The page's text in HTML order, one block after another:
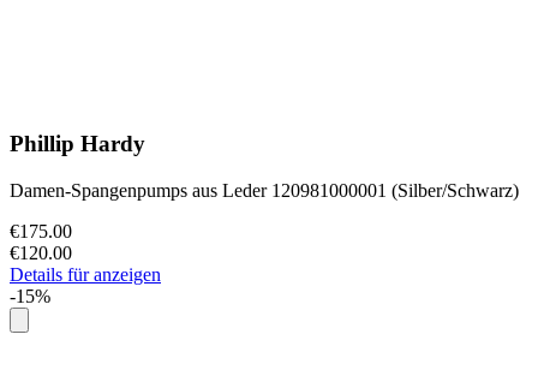
Phillip Hardy
Damen-Spangenpumps aus Leder 120981000001 (Silber/Schwarz)
€175.00
€120.00
Details für anzeigen
-15%